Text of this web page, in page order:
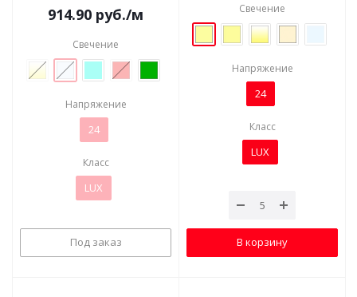
914.90 руб./м
Свечение
Напряжение
24
Класс
LUX
Под заказ
Свечение
Напряжение
24
Класс
LUX
В корзину